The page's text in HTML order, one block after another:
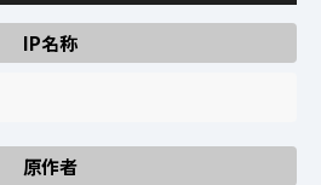
IP名称
原作者